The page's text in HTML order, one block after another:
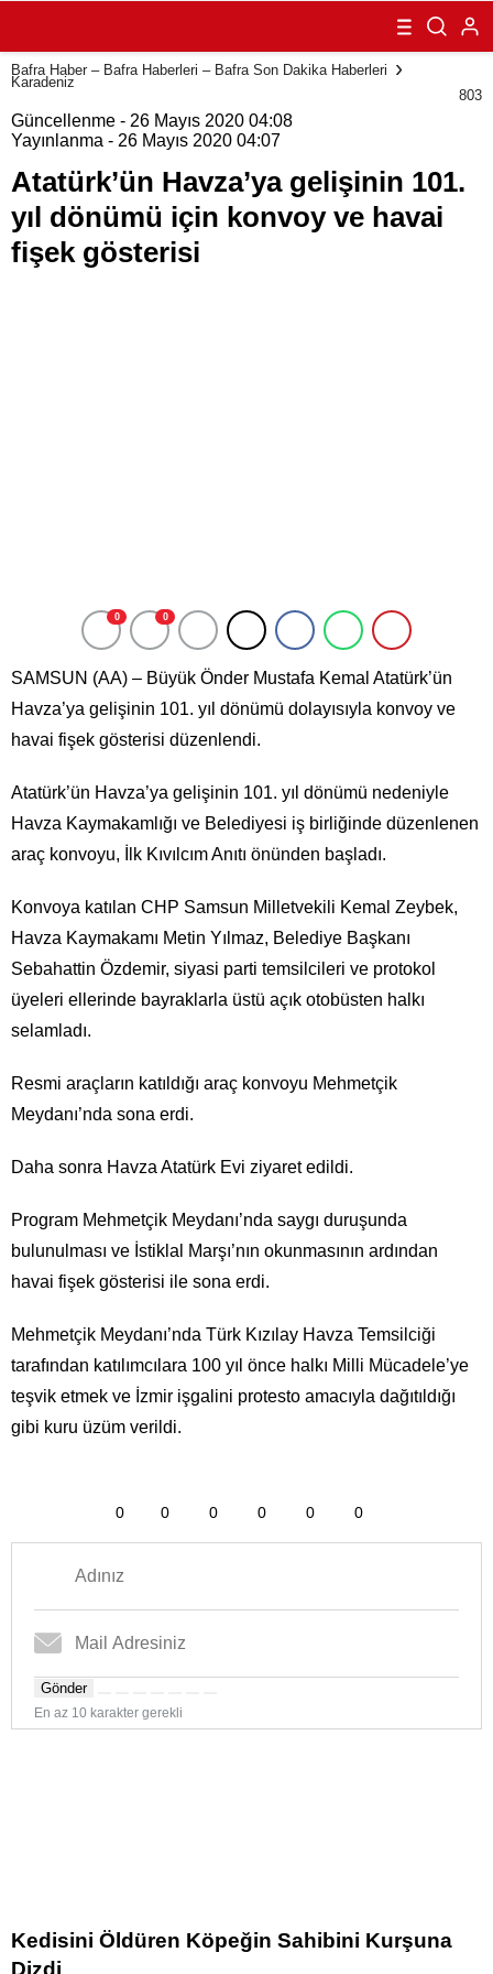
gelişinin 101. yıl
dönümü için
konvoy ve havai
fişek gösterisi
Bafra Haber – Bafra Haberleri – Bafra Son Dakika Haberleri
Karadeniz
803
Güncellenme - 26 Mayıs 2020 04:08
Yayınlanma - 26 Mayıs 2020 04:07
Atatürk’ün Havza’ya gelişinin 101.
yıl dönümü için konvoy ve havai
fişek gösterisi
0 0
SAMSUN (AA) – Büyük Önder Mustafa Kemal Atatürk’ün
Havza’ya gelişinin 101. yıl dönümü dolayısıyla konvoy ve
havai fişek gösterisi düzenlendi.
Atatürk’ün Havza’ya gelişinin 101. yıl dönümü nedeniyle
Havza Kaymakamlığı ve Belediyesi iş birliğinde düzenlenen
araç konvoyu, İlk Kıvılcım Anıtı önünden başladı.
Konvoya katılan CHP Samsun Milletvekili Kemal Zeybek,
Havza Kaymakamı Metin Yılmaz, Belediye Başkanı
Sebahattin Özdemir, siyasi parti temsilcileri ve protokol
üyeleri ellerinde bayraklarla üstü açık otobüsten halkı
selamladı.
Resmi araçların katıldığı araç konvoyu Mehmetçik
Meydanı’nda sona erdi.
Daha sonra Havza Atatürk Evi ziyaret edildi.
Program Mehmetçik Meydanı’nda saygı duruşunda
bulunulması ve İstiklal Marşı’nın okunmasının ardından
havai fişek gösterisi ile sona erdi.
Mehmetçik Meydanı’nda Türk Kızılay Havza Temsilciği
tarafından katılımcılara 100 yıl önce halkı Milli Mücadele’ye
teşvik etmek ve İzmir işgalini protesto amacıyla dağıtıldığı
gibi kuru üzüm verildi.
0 0 0 0 0 0
Gönder
En az 10 karakter gerekli
Kedisini Öldüren Köpeğin Sahibini Kurşuna
Dizdi